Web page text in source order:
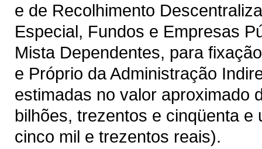
e de Recolhimento
Especial, Fundos e Empresas
Mista Dependentes, para
e Próprio da Administração
estimadas no valor aproximado
bilhões, trezentos e cinqüenta
cinco mil e trezentos reais).